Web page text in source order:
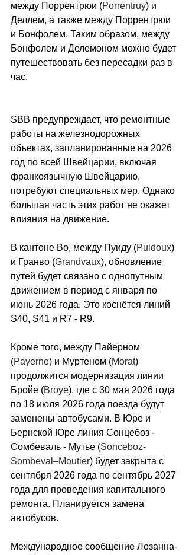
между Поррентрюи (Porrentruy) и
Деллем, а также между Поррентрюи
и Бонфолем. Таким образом, между
Бонфолем и Делемоном можно будет
путешествовать без пересадки раз в
час.
SBB предупреждает, что ремонтные
работы на железнодорожных
объектах, запланированные на 2026
год по всей Швейцарии, включая
франкоязычную Швейцарию,
потребуют специальных мер. Однако
большая часть этих работ не окажет
влияния на движение.
В кантоне Во, между Пуиду (Puidoux)
и Гранво (Grandvaux), обновление
путей будет связано с однопутным
движением в период с января по
июнь 2026 года. Это коснётся линий
S40, S41 и R7 - R9.
Кроме того, между Пайерном
(Payerne) и Муртеном (Morat)
продолжится модернизация линии
Бройе (Broye), где с 30 мая 2026 года
по 18 июля 2026 года поезда будут
заменены автобусами. В Юре и
Бернской Юре линия Сонцебоз -
Сомбеваль - Мутье (Sonceboz-
Sombeval–Moutier) будет закрыта с
сентября 2026 года по сентябрь 2027
года для проведения капитального
ремонта. Планируется замена
автобусов.
Международное сообщение Лозанна-